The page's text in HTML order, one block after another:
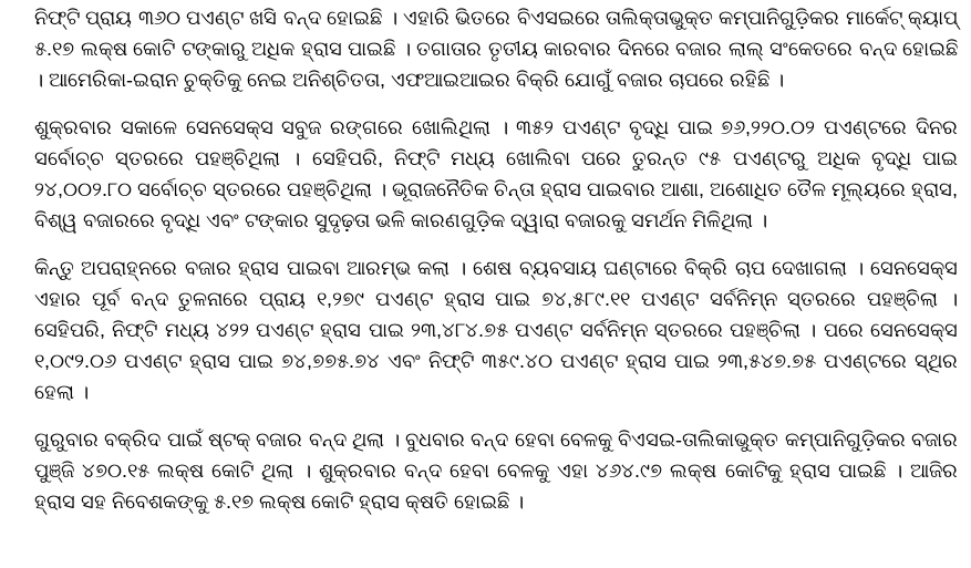
ନିଫ୍ଟି ପ୍ରାୟ ୩୬୦ ପଏଣ୍ଟ ଖସି ବନ୍ଦ ହୋଇଛି । ଏହାରି ଭିତରେ ବିଏସଇରେ ତାଲିକ୍ତାଭୁକ୍ତ କମ୍ପାନିଗୁଡ଼ିକର ମାର୍କେଟ୍ କ୍ୟାପ୍
୫.୧୭ ଲକ୍ଷ କୋଟି ଟଙ୍କାରୁ ଅଧିକ ହ୍ରାସ ପାଇଛି । ତଗାତାର ତୃତୀୟ କାରବାର ଦିନରେ ବଜାର ଲାଲ୍ ସଂକେତରେ ବନ୍ଦ ହୋଇଛି
। ଆମେରିକା-ଇରାନ ଚୁକ୍ତିକୁ ନେଇ ଅନିଶ୍ଚିତତା, ଏଫଆଇଆଇର ବିକ୍ରି ଯୋଗୁଁ ବଜାର ଚାପରେ ରହିଛି ।
ଶୁକ୍ରବାର ସକାଳେ ସେନସେକ୍ସ ସବୁଜ ରଙ୍ଗରେ ଖୋଲିଥିଲା । ୩୫୨ ପଏଣ୍ଟ ବୃଦ୍ଧି ପାଇ ୭୬,୨୨୦.୦୨ ପଏଣ୍ଟରେ ଦିନର
ସର୍ବୋଚ୍ଚ ସ୍ତରରେ ପହଞ୍ଚିଥିଲା । ସେହିପରି, ନିଫ୍ଟି ମଧ୍ୟ ଖୋଲିବା ପରେ ତୁରନ୍ତ ୯୫ ପଏଣ୍ଟରୁ ଅଧିକ ବୃଦ୍ଧି ପାଇ
୨୪,୦୦୨.୮୦ ସର୍ବୋଚ୍ଚ ସ୍ତରରେ ପହଞ୍ଚିଥିଲା । ଭୂରାଜନୈତିକ ଚିନ୍ତା ହ୍ରାସ ପାଇବାର ଆଶା, ଅଶୋଧିତ ତୈଳ ମୂଲ୍ୟରେ ହ୍ରାସ,
ବିଶ୍ୱ ବଜାରରେ ବୃଦ୍ଧି ଏବଂ ଟଙ୍କାର ସୁଦୃଢ଼ତା ଭଳି କାରଣଗୁଡ଼ିକ ଦ୍ୱାରା ବଜାରକୁ ସମର୍ଥନ ମିଳିଥିଲା ।
କିନ୍ତୁ ଅପରାହ୍ନରେ ବଜାର ହ୍ରାସ ପାଇବା ଆରମ୍ଭ କଲା । ଶେଷ ବ୍ୟବସାୟ ଘଣ୍ଟାରେ ବିକ୍ରି ଚାପ ଦେଖାଗଲା । ସେନସେକ୍ସ
ଏହାର ପୂର୍ବ ବନ୍ଦ ତୁଳନାରେ ପ୍ରାୟ ୧,୨୭୯ ପଏଣ୍ଟ ହ୍ରାସ ପାଇ ୭୪,୫୮୯.୧୧ ପଏଣ୍ଟ ସର୍ବନିମ୍ନ ସ୍ତରରେ ପହଞ୍ଚିଲା ।
ସେହିପରି, ନିଫ୍ଟି ମଧ୍ୟ ୪୨୨ ପଏଣ୍ଟ ହ୍ରାସ ପାଇ ୨୩,୪୮୪.୭୫ ପଏଣ୍ଟ ସର୍ବନିମ୍ନ ସ୍ତରରେ ପହଞ୍ଚିଲା । ପରେ ସେନସେକ୍ସ
୧,୦୯୨.୦୬ ପଏଣ୍ଟ ହ୍ରାସ ପାଇ ୭୪,୭୭୫.୭୪ ଏବଂ ନିଫ୍ଟି ୩୫୯.୪୦ ପଏଣ୍ଟ ହ୍ରାସ ପାଇ ୨୩,୫୪୭.୭୫ ପଏଣ୍ଟରେ ସ୍ଥିର
ହେଲା ।
ଗୁରୁବାର ବକ୍ରିଦ ପାଇଁ ଷ୍ଟକ୍ ବଜାର ବନ୍ଦ ଥିଲା । ବୁଧବାର ବନ୍ଦ ହେବା ବେଳକୁ ବିଏସଇ-ତାଲିକାଭୁକ୍ତ କମ୍ପାନିଗୁଡ଼ିକର ବଜାର
ପୁଞ୍ଜି ୪୭୦.୧୫ ଲକ୍ଷ କୋଟି ଥିଲା । ଶୁକ୍ରବାର ବନ୍ଦ ହେବା ବେଳକୁ ଏହା ୪୬୪.୯୭ ଲକ୍ଷ କୋଟିକୁ ହ୍ରାସ ପାଇଛି । ଆଜିର
ହ୍ରାସ ସହ ନିବେଶକଙ୍କୁ ୫.୧୭ ଲକ୍ଷ କୋଟି ହ୍ରାସ କ୍ଷତି ହୋଇଛି ।